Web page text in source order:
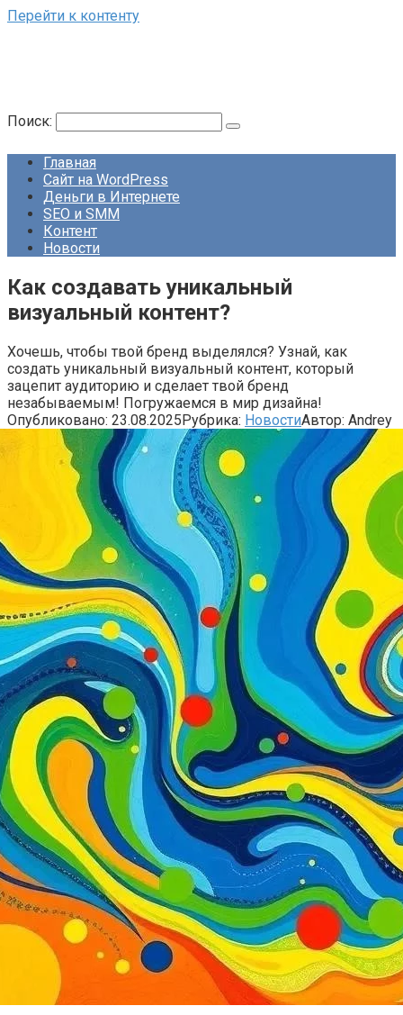
Перейти к контенту
Поиск:
Главная
Сайт на WordPress
Деньги в Интернете
SEO и SMM
Контент
Новости
Как создавать уникальный
визуальный контент?
Хочешь, чтобы твой бренд выделялся? Узнай, как
создать уникальный визуальный контент, который
зацепит аудиторию и сделает твой бренд
незабываемым! Погружаемся в мир дизайна!
Опубликовано: 23.08.2025Рубрика: НовостиАвтор: Andrey